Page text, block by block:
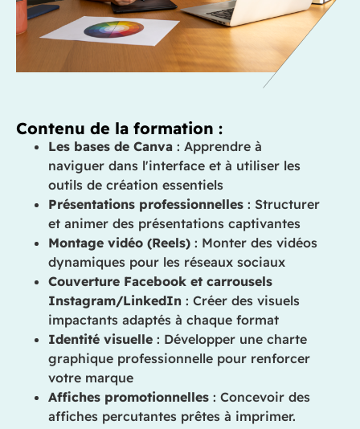
Contenu de la formation :
Les bases de Canva : Apprendre à
naviguer dans l'interface et à utiliser les
outils de création essentiels
Présentations professionnelles : Structurer
et animer des présentations captivantes
Montage vidéo (Reels) : Monter des vidéos
dynamiques pour les réseaux sociaux
Couverture Facebook et carrousels
Instagram/LinkedIn : Créer des visuels
impactants adaptés à chaque format
Identité visuelle : Développer une charte
graphique professionnelle pour renforcer
votre marque
Affiches promotionnelles : Concevoir des
affiches percutantes prêtes à imprimer.